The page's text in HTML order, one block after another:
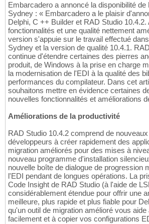
Embarcadero a annoncé la disponibilité
Sydney : « Embarcadero a le plaisir
Delphi, C ++ Builder et RAD Studio
fonctionnalités et une qualité nettement
version s'appuie sur le travail effectué
Sydney et la version de qualité 10.4.1.
continue d'étendre certaines des pierres
produit, de Windows à la prise en charge
la modernisation de l'EDI à la qualité des
performances du compilateur. Dans cet
souhaitons mettre en évidence certaines
nouvelles fonctionnalités et améliorations
Améliorations de la productivité
RAD Studio 10.4.2 comprend de
développeurs à créer rapidement des
migration améliorés pour des mises à
nouveau programme d'installation
nouvelle boîte de dialogue de progression
l'EDI pendant de longues opérations. La
Code Insight de RAD Studio (à l'aide de
considérablement étendue pour offrir une
meilleure, plus rapide et plus fiable pour
qu'un outil de migration amélioré vous
facilement et à copier vos configurations